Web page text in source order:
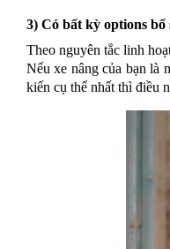
3) Có bất kỳ options bổ
Theo nguyên tắc linh
Nếu xe nâng của bạn là
kiến ​​cụ thể nhất thì điều